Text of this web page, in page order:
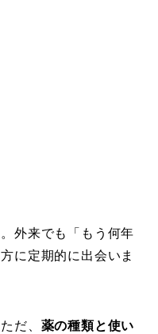
外来でも「もう何年
に定期的に出会いま
だ、 薬の種類と使い